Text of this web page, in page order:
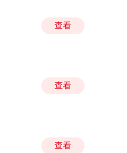
查看
查看
查看